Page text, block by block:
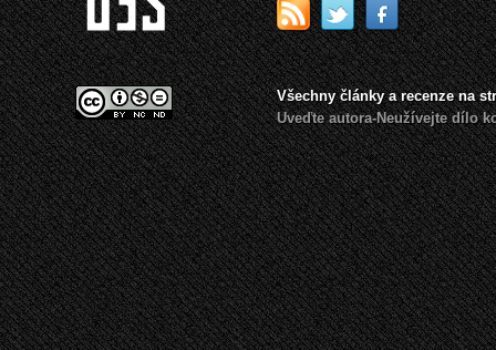
Všechny články a recenze na
Uveďte autora-Neužívejte dílo